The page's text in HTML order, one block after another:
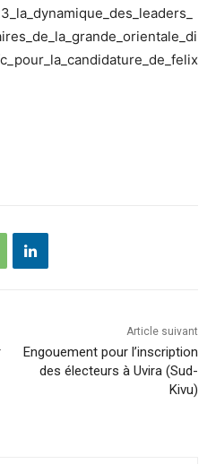
Article suivant
Engouement pour l’inscription
des électeurs à Uvira (Sud-
Kivu)